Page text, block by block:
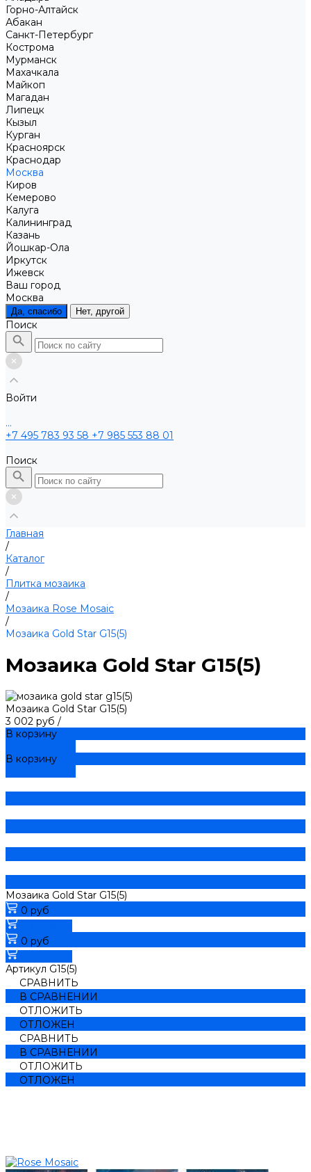
Горно-Алтайск
Абакан
Санкт-Петербург
Кострома
Мурманск
Махачкала
Майкоп
Магадан
Липецк
Кызыл
Курган
Красноярск
Краснодар
Москва
Киров
Кемерово
Калуга
Калининград
Казань
Йошкар-Ола
Иркутск
Ижевск
Ваш город
Москва
Да, спасибо Нет, другой
Поиск
Войти
...
+7 495 783 93 58 +7 985 553 88 01
Поиск
Главная
/
Каталог
/
Плитка мозаика
/
Мозаика Rose Mosaic
/
Мозаика Gold Star G15(5)
Мозаика Gold Star G15(5)
Мозаика Gold Star G15(5)
3 002 руб /
В корзину
В корзину
Мозаика Gold Star G15(5)
0 руб
0 руб
Артикул G15(5)
СРАВНИТЬ
В СРАВНЕНИИ
ОТЛОЖИТЬ
ОТЛОЖЕН
СРАВНИТЬ
В СРАВНЕНИИ
ОТЛОЖИТЬ
ОТЛОЖЕН